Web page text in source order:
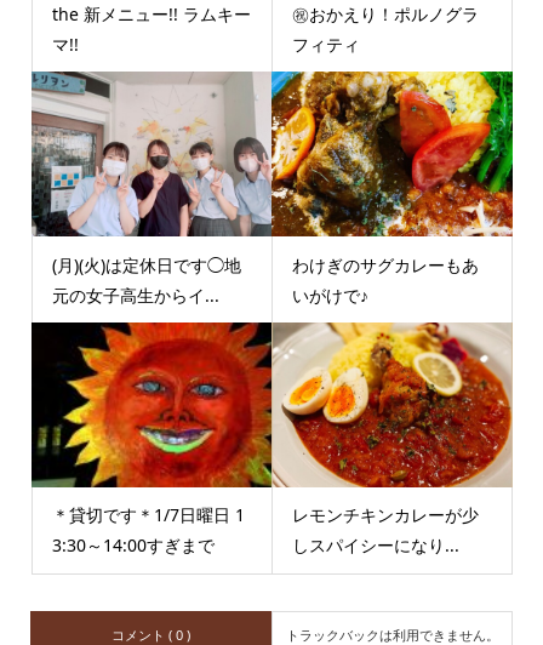
the 新メニュー!! ラムキー
マ!!
㊗️おかえり！ポルノグラ
フィティ
(月)(火)は定休日です◯地
元の女子高生からイ...
わけぎのサグカレーもあ
いがけで♪
＊貸切です＊1/7日曜日 1
3:30～14:00すぎまで
レモンチキンカレーが少
しスパイシーになり...
コメント ( 0 ) トラックバックは利用できません。